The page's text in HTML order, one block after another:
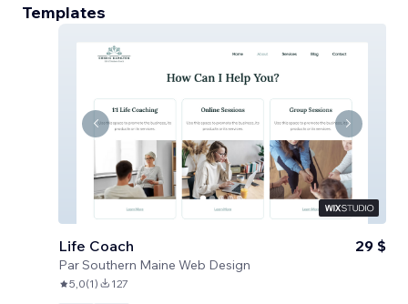
Templates
Life Coach
ParSouthern Maine Web Design
29 $
5,0(1) 127